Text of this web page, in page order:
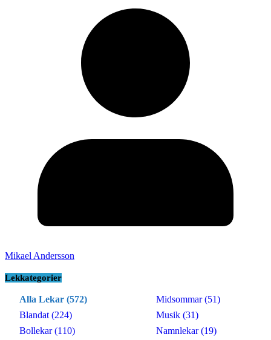
Mikael Andersson
Lekkategorier
Alla Lekar (572)
Blandat (224)
Bollekar (110)
Midsommar (51)
Musik (31)
Namnlekar (19)